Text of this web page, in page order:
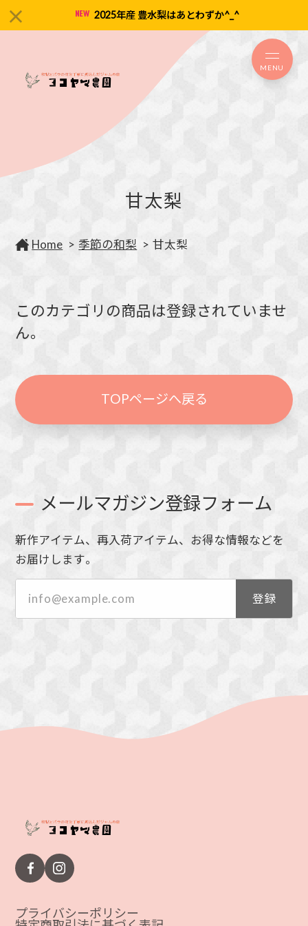
2025年産 豊水梨はあとわずか^_^
MENU
甘太梨
Home 季節の和梨 甘太梨
このカテゴリの商品は登録されていませ
ん。
TOPページへ戻る
メールマガジン登録フォーム
新作アイテム、再入荷アイテム、お得な情報などを
お届けします。
登録
プライバシーポリシー